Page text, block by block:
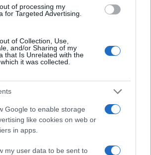
of processing my
for Targeted Advertising.
of Collection, Use,
and/or Sharing of my
that Is Unrelated with the
it was collected.
Google to enable storage
like cookies on web or
in apps.
my user data to be sent to
res
p
p
re
articolo
dopo le polemiche il centro
minori chiude
divieto di sosta contro spaccio e degrado:
la protesta